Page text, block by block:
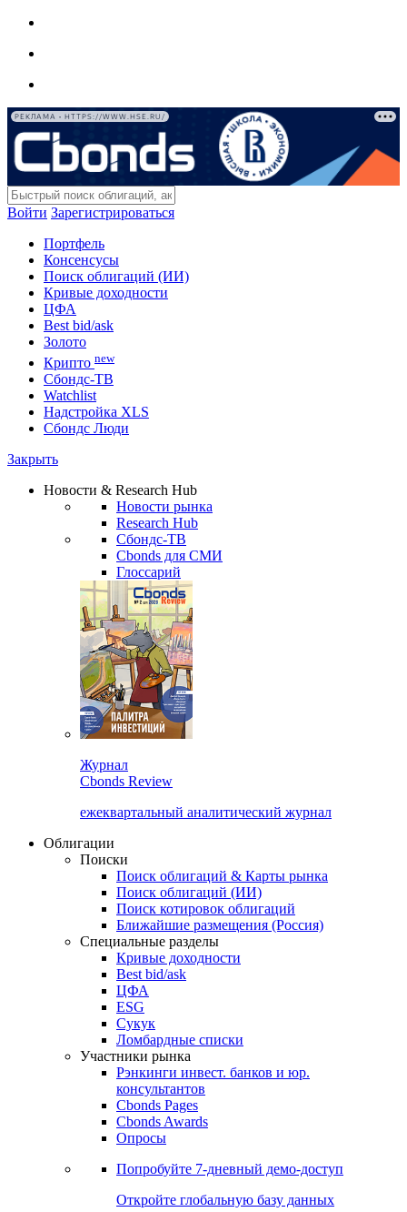
РЕКЛАМА • HTTPS://WWW.HSE.RU/
Войти Зарегистрироваться
Портфель
Консенсусы
Поиск облигаций (ИИ)
Кривые доходности
ЦФА
Best bid/ask
Золото
Крипто new
Сбондс-ТВ
Watchlist
Надстройка XLS
Сбондс Люди
Закрыть
Новости & Research Hub
Новости рынка
Research Hub
Сбондс-ТВ
Cbonds для СМИ
Глоссарий
Журнал
Cbonds Review
ежеквартальный аналитический журнал
Облигации
Поиски
Поиск облигаций & Карты рынка
Поиск облигаций (ИИ)
Поиск котировок облигаций
Ближайшие размещения (Россия)
Специальные разделы
Кривые доходности
Best bid/ask
ЦФА
ESG
Сукук
Ломбардные списки
Участники рынка
Рэнкинги инвест. банков и юр.
консультантов
Cbonds Pages
Cbonds Awards
Опросы
Попробуйте 7-дневный демо-доступ
Откройте глобальную базу данных